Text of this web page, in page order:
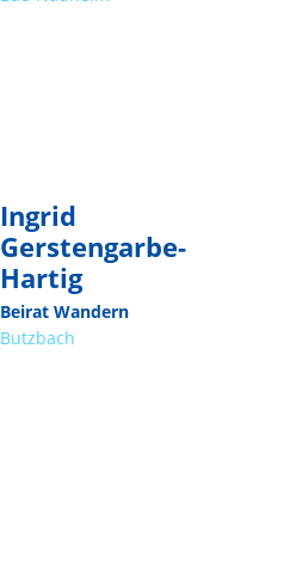
Ingrid
Gerstengarbe-
Hartig
Beirat Wandern
Butzbach